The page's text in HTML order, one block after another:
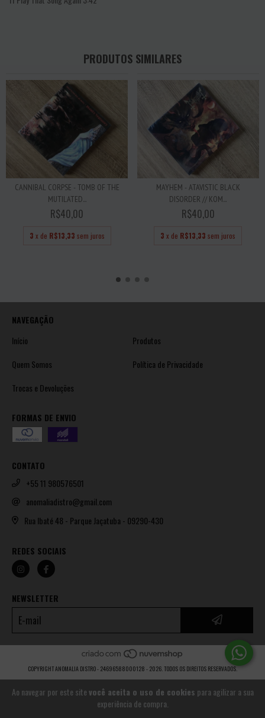
Ao navegar por este sitevocê aceita o uso de cookies para agilizar a sua
experiência de compra.
PRODUTOS SIMILARES
CANNIBAL CORPSE - TOMB OF THE
MUTILATED...
R$40,00
3 x de R$13,33 sem juros
MAYHEM - ATAVISTIC BLACK
DISORDER // KOM...
R$40,00
3 x de R$13,33 sem juros
NAVEGAÇÃO
Início
Produtos
Quem Somos
Política de Privacidade
Trocas e Devoluções
FORMAS DE ENVIO
CONTATO
+55 11 980576501
anomaliadistro@gmail.com
Rua Ibaté 48 - Parque Jaçatuba - 09290-430
REDES SOCIAIS
NEWSLETTER
COPYRIGHT ANOMALIA DISTRO - 24696588000128 - 2026. TODOS OS DIREITOS RESERVADOS.